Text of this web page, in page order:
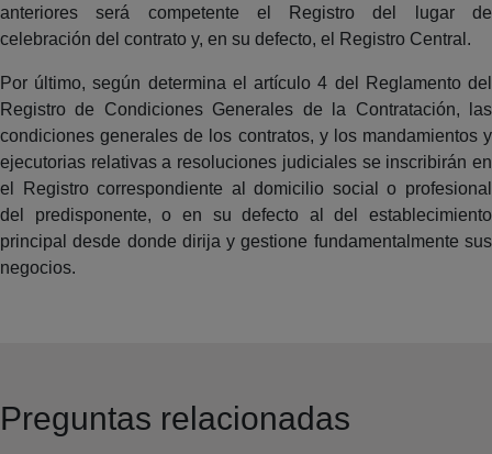
anteriores será competente el Registro del lugar de
celebración del contrato y, en su defecto, el Registro Central.
Por último, según determina el artículo 4 del Reglamento del
Registro de Condiciones Generales de la Contratación, las
condiciones generales de los contratos, y los mandamientos y
ejecutorias relativas a resoluciones judiciales se inscribirán en
el Registro correspondiente al domicilio social o profesional
del predisponente, o en su defecto al del establecimiento
principal desde donde dirija y gestione fundamentalmente sus
negocios.
Preguntas relacionadas